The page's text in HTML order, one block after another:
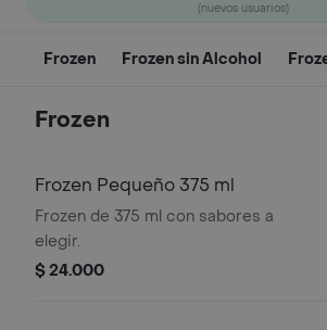
(nuevos usuarios)
Frozen Frozen sin Alcohol
Frozen
Frozen Pequeño 375 ml
Frozen de 375 ml con sabores a
elegir.
$ 24.000